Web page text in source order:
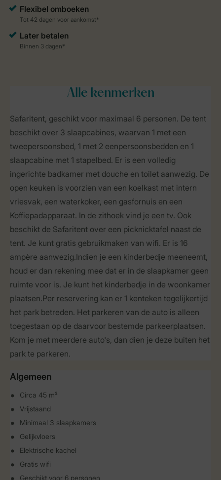
Alle kenmerken
Safaritent, geschikt voor maximaal 6 personen. De tent
beschikt over 3 slaapcabines, waarvan 1 met een
tweepersoonsbed, 1 met 2 eenpersoonsbedden en 1
slaapcabine met 1 stapelbed. Er is een volledig
ingerichte badkamer met douche en toilet aanwezig. De
open keuken is voorzien van een koelkast met intern
vriesvak, een waterkoker, een gasfornuis en een
Koffiepadapparaat. In de zithoek vind je een tv. Ook
beschikt de Safaritent over een picknicktafel naast de
tent. Je kunt gratis gebruikmaken van wifi. Er is 16
ampère aanwezig.Indien je een kinderbedje meeneemt,
houd er dan rekening mee dat er in de slaapkamer geen
ruimte voor is. Je kunt het kinderbedje in de woonkamer
plaatsen.Per reservering kan er 1 kenteken tegelijkertijd
het park betreden. Het parkeren van de auto is alleen
toegestaan op de daarvoor bestemde parkeerplaatsen.
Kom je met meerdere auto's, dan dien je deze buiten het
park te parkeren.
Algemeen
Circa 45 m²
Vrijstaand
Minimaal 3 slaapkamers
Gelijkvloers
Elektrische kachel
Gratis wifi
Geschikt voor 6 personen